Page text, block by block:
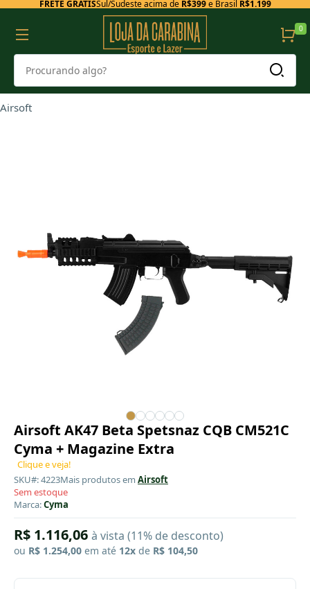
FRETE GRÁTISSul/Sudeste acima de R$399e Brasil R$1.199
0
Airsoft
Airsoft AK47 Beta Spetsnaz CQB CM521C
Cyma + Magazine Extra
Clique e veja!
SKU#: 4223Mais produtos em Airsoft
Sem estoque
Marca:Cyma
R$ 1.116,06 à vista (11% de desconto)
ou R$ 1.254,00 em até 12x de R$ 104,50